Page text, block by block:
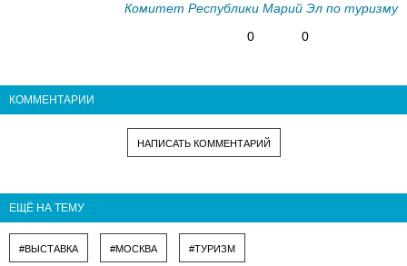
Комитет Республики Марий Эл по туризму
0
0
КОММЕНТАРИИ
НАПИСАТЬ КОММЕНТАРИЙ
ЕЩЁ НА ТЕМУ
#ВЫСТАВКА #МОСКВА #ТУРИЗМ